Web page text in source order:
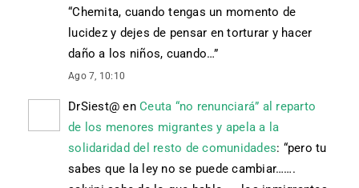
“Chemita, cuando tengas un momento de
lucidez y dejes de pensar en torturar y hacer
daño a los niños, cuando…”
Ago 7, 10:10
DrSiest@ en Ceuta “no renunciará” al reparto
de los menores migrantes y apela a la
solidaridad del resto de comunidades: “pero tu
sabes que la ley no se puede cambiar…….